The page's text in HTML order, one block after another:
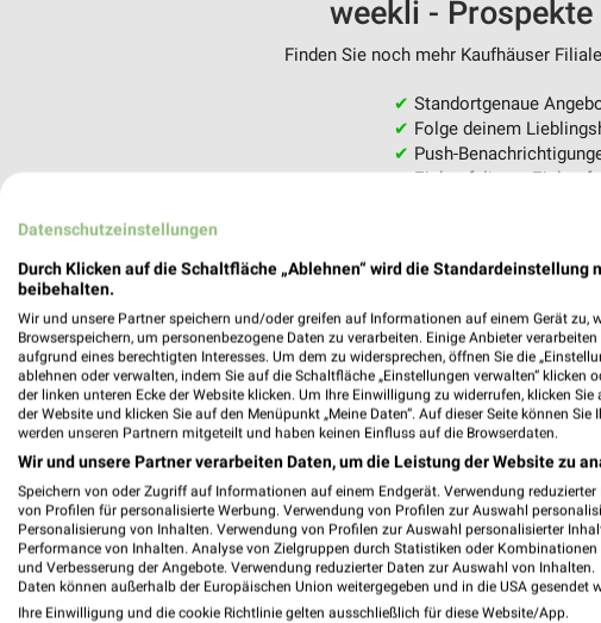
weekli -
Finden Sie noch mehr Kaufhäuser
✔ Standortgenaue
✔ Folge deinem
✔ Push-
✔Einkaufsliste - Einkauf
Datenschutzeinstellungen
Durch Klicken auf die Schaltfläche „Ablehnen“ wird die
beibehalten.
Wir und unsere Partner speichern und/oder greifen auf Informationen auf einem Gerät zu,
Browserspeichern, um personenbezogene Daten zu verarbeiten. Einige Anbieter
aufgrund eines berechtigten Interesses. Um dem zu widersprechen, öffnen Sie die
ablehnen oder verwalten, indem Sie auf die Schaltfläche „Einstellungen verwalten“ klicken
der linken unteren Ecke der Website klicken. Um Ihre Einwilligung zu widerrufen, klicken
der Website und klicken Sie auf den Menüpunkt „Meine Daten“. Auf dieser Seite können
werden unseren Partnern mitgeteilt und haben keinen Einfluss auf die Browserdaten.
Wir und unsere Partner verarbeiten Daten, um die Leistung der Website zu
Speichern von oder Zugriff auf Informationen auf einem Endgerät. Verwendung
von Profilen für personalisierte Werbung. Verwendung von Profilen zur Auswahl
Personalisierung von Inhalten. Verwendung von Profilen zur Auswahl personalisierter
Performance von Inhalten. Analyse von Zielgruppen durch Statistiken oder
und Verbesserung der Angebote. Verwendung reduzierter Daten zur Auswahl von Inhalten.
Daten können außerhalb der Europäischen Union weitergegeben und in die USA gesendet
Ihre Einwilligung und die cookie Richtlinie gelten ausschließlich für diese Website/App.